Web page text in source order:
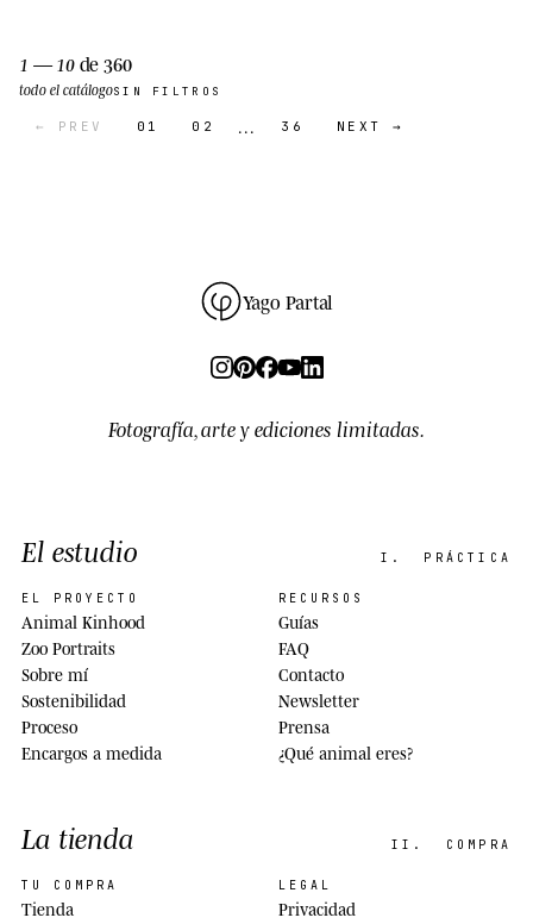
1 — 10de 360
todo el catálogoSIN FILTROS
← PREV 01 02 … 36 NEXT →
Yago Partal
Fotografía, arte y ediciones limitadas.
El estudio I. PRÁCTICA
EL PROYECTO
Animal Kinhood
Zoo Portraits
Sobre mí
Sostenibilidad
Proceso
Encargos a medida
RECURSOS
Guías
FAQ
Contacto
Newsletter
Prensa
¿Qué animal eres?
La tienda II. COMPRA
TU COMPRA
Tienda
LEGAL
Privacidad